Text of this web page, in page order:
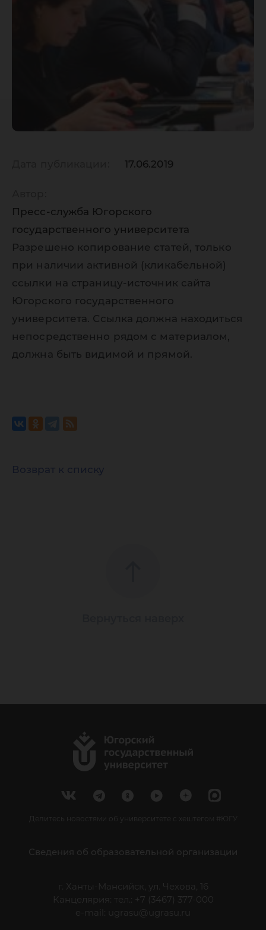
17.06.2019
Пресс-служба Югорского
государственного университета
Разрешено копирование статей, только
при наличии активной (кликабельной)
ссылки на страницу-источник сайта
Югорского государственного
университета. Ссылка должна находиться
непосредственно рядом с материалом,
должна быть видимой и прямой.
Возврат к списку
Делитесь новостями об университете с хештегом #ЮГУ
Сведения об образовательной организации
г. Ханты-Мансийск, ул. Чехова, 16
Канцелярия: тел.: +7 (3467) 377-000
e-mail:
ugrasu@ugrasu.ru